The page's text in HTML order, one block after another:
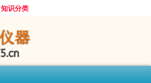
知识分类